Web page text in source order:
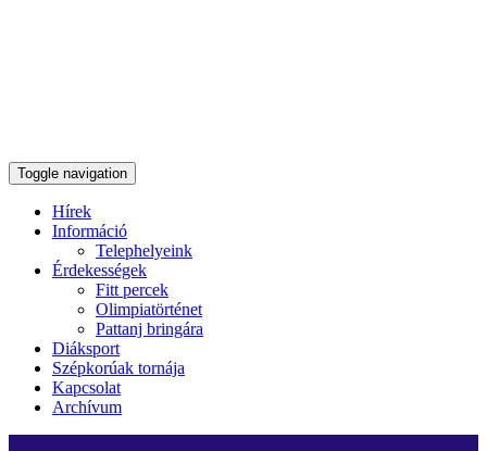
Toggle navigation
Hírek
Információ
Telephelyeink
Érdekességek
Fitt percek
Olimpiatörténet
Pattanj bringára
Diáksport
Szépkorúak tornája
Kapcsolat
Archívum